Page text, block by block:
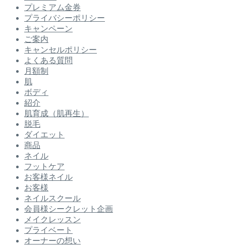
プレミアム金券
プライバシーポリシー
キャンペーン
ご案内
キャンセルポリシー
よくある質問
月額制
肌
ボディ
紹介
肌育成（肌再生）
脱毛
ダイエット
商品
ネイル
フットケア
お客様ネイル
お客様
ネイルスクール
会員様シークレット企画
メイクレッスン
プライベート
オーナーの想い